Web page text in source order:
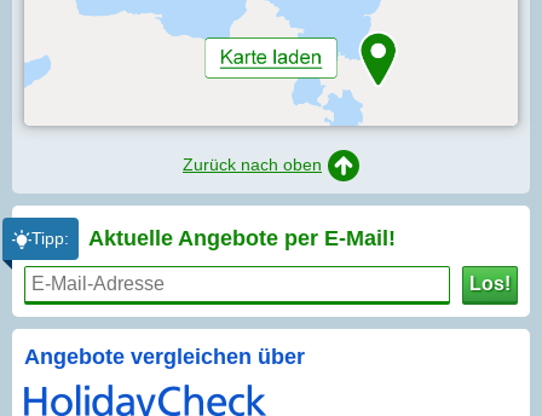
Zurück nach oben
Tipp: Aktuelle Angebote per E-Mail!
Los!
Angebote vergleichen über